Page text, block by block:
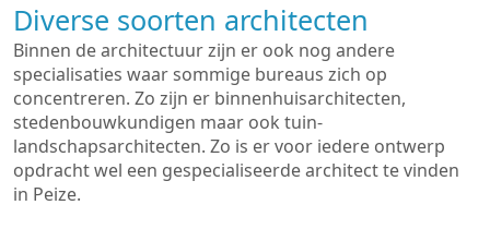
Diverse soorten architecten
Binnen de architectuur zijn er ook nog andere
specialisaties waar sommige bureaus zich op
concentreren. Zo zijn er binnenhuisarchitecten,
stedenbouwkundigen maar ook tuin-
landschapsarchitecten. Zo is er voor iedere ontwerp
opdracht wel een gespecialiseerde architect te vinden
in Peize.